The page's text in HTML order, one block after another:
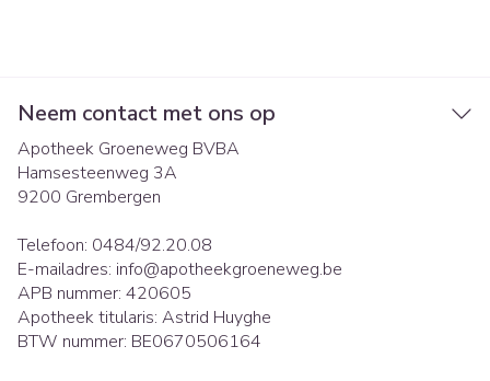
Neem contact met ons op
Apotheek Groeneweg BVBA
Hamsesteenweg 3A
9200 Grembergen
Telefoon: 0484/92.20.08
E-mailadres: info@apotheekgroeneweg.be
APB nummer: 420605
Apotheek titularis: Astrid Huyghe
BTW nummer: BE0670506164